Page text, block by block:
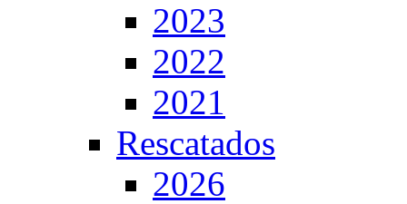
2023
2022
2021
Rescatados
2026